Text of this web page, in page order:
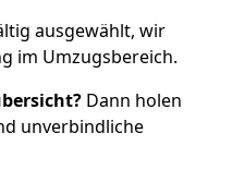
ausgewählt, wir
im Umzugsbereich.
Dann holen
unverbindliche